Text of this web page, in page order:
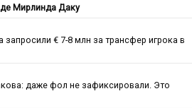
Мирлинда Даку
запросили € 7-8 млн за трансфер игрока в
даже фол не зафиксировали. Это